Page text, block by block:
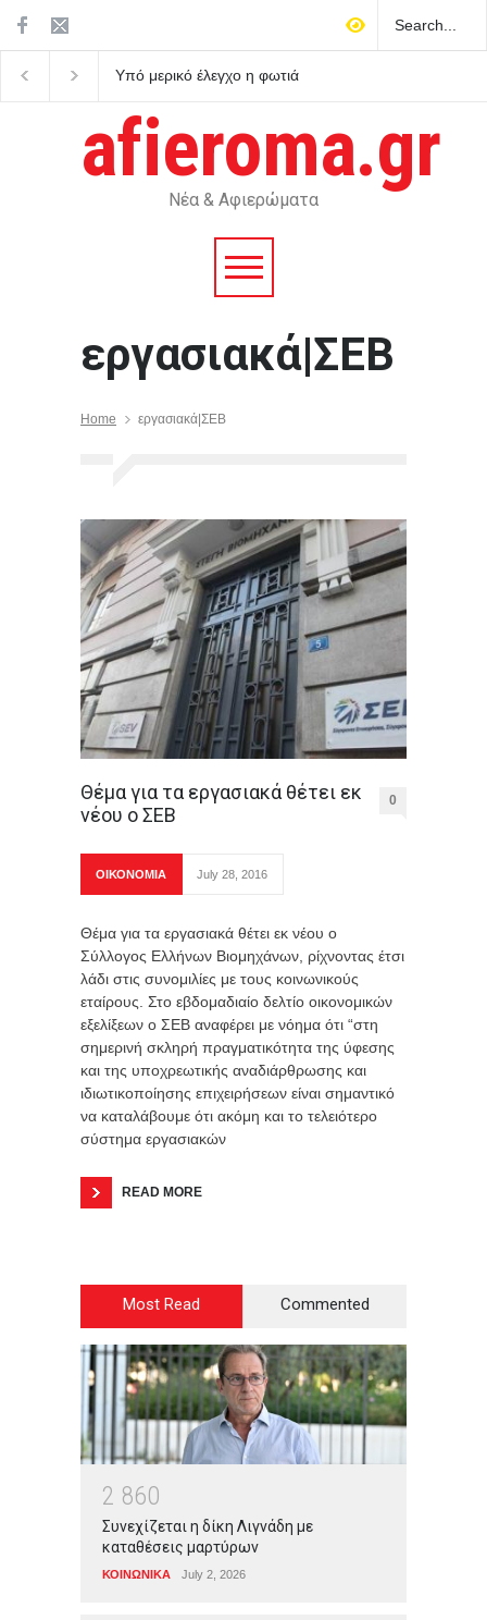
Υπό μερικό έλεγχο η φωτιά
afieroma.gr
Νέα & Αφιερώματα
εργασιακά|ΣΕΒ
Home εργασιακά|ΣΕΒ
Θέμα για τα εργασιακά θέτει εκ
νέου ο ΣΕΒ
0
ΟΙΚΟΝΟΜΙΑ July 28, 2016
Θέμα για τα εργασιακά θέτει εκ νέου ο
Σύλλογος Ελλήνων Βιομηχάνων, ρίχνοντας έτσι
λάδι στις συνομιλίες με τους κοινωνικούς
εταίρους. Στο εβδομαδιαίο δελτίο οικονομικών
εξελίξεων o ΣΕΒ αναφέρει με νόημα ότι “στη
σημερινή σκληρή πραγματικότητα της ύφεσης
και της υποχρεωτικής αναδιάρθρωσης και
ιδιωτικοποίησης επιχειρήσεων είναι σημαντικό
να καταλάβουμε ότι ακόμη και το τελειότερο
σύστημα εργασιακών
READ MORE
Most Read Commented
2 860
Συνεχίζεται η δίκη Λιγνάδη με
καταθέσεις μαρτύρων
ΚΟΙΝΩΝΙΚΑ July 2, 2026